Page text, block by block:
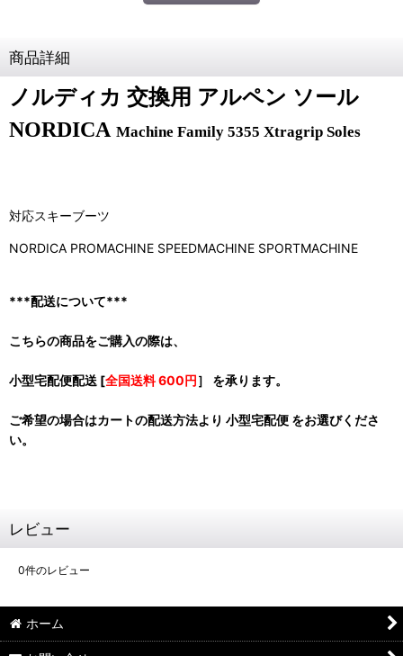
商品詳細
ノルディカ 交換用 アルペン ソール
NORDICA Machine Family 5355 Xtragrip Soles
対応スキーブーツ
NORDICA PROMACHINE SPEEDMACHINE SPORTMACHINE
***配送について***
こちらの商品をご購入の際は、
小型宅配便配送 [全国送料 600円］ を承ります。
ご希望の場合はカートの配送方法より 小型宅配便 をお選びくださ
い。
レビュー
0件のレビュー
ホーム